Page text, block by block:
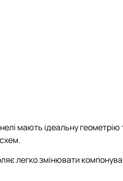
мають ідеальну геометрію
легко змінювати